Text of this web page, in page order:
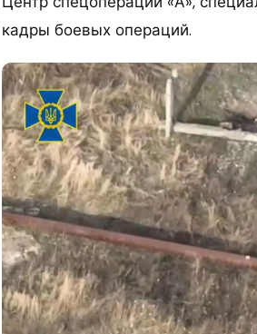
кадры боевых операций.